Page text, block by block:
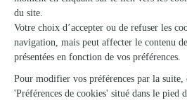
La Halle Aux Fleurs
La Roche Sur Yon
★★★★ ★4.1 (110)
85, avenue Aliénor d'Aquitaine
Voir la boutique